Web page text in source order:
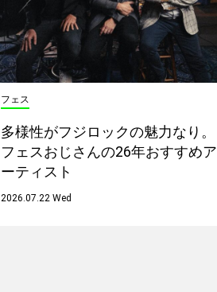
フェス
多様性がフジロックの魅力なり。
フェスおじさんの26年おすすめア
ーティスト
2026.07.22 Wed